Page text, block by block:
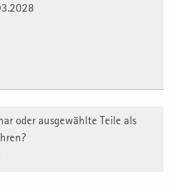
oder ausgewählte Teile als